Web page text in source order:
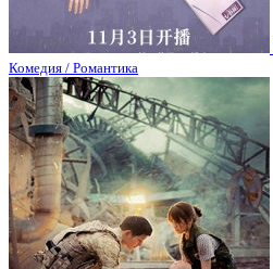
Комедия / Романтика